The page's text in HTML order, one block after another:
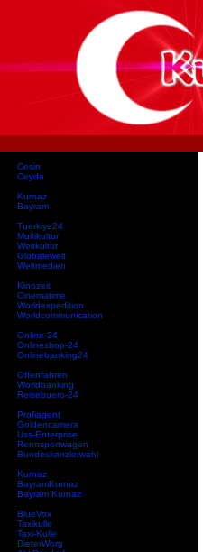
Cesin
Ceyda
Kurnaz
Bayram
Tuerkiye24
Multikultur
Weltkultur
Globalewelt
Weltmedien
Kinozeit
Cinematime
Worldexpedition
Worldcommunication
Online-24
Onlineshop-24
Onlinebanking24
Offenfahren
Worldbanking
Reisebuero-24
Profiagent
Goldencamera
Uss-Enterprise
Rennsportwagen
Bundeskanzlerwahl
Kurnaz
BayramKurnaz
Bayram Kurnaz
BlueVox
Taxikulle
Taxi-Kulle
DieterWorg